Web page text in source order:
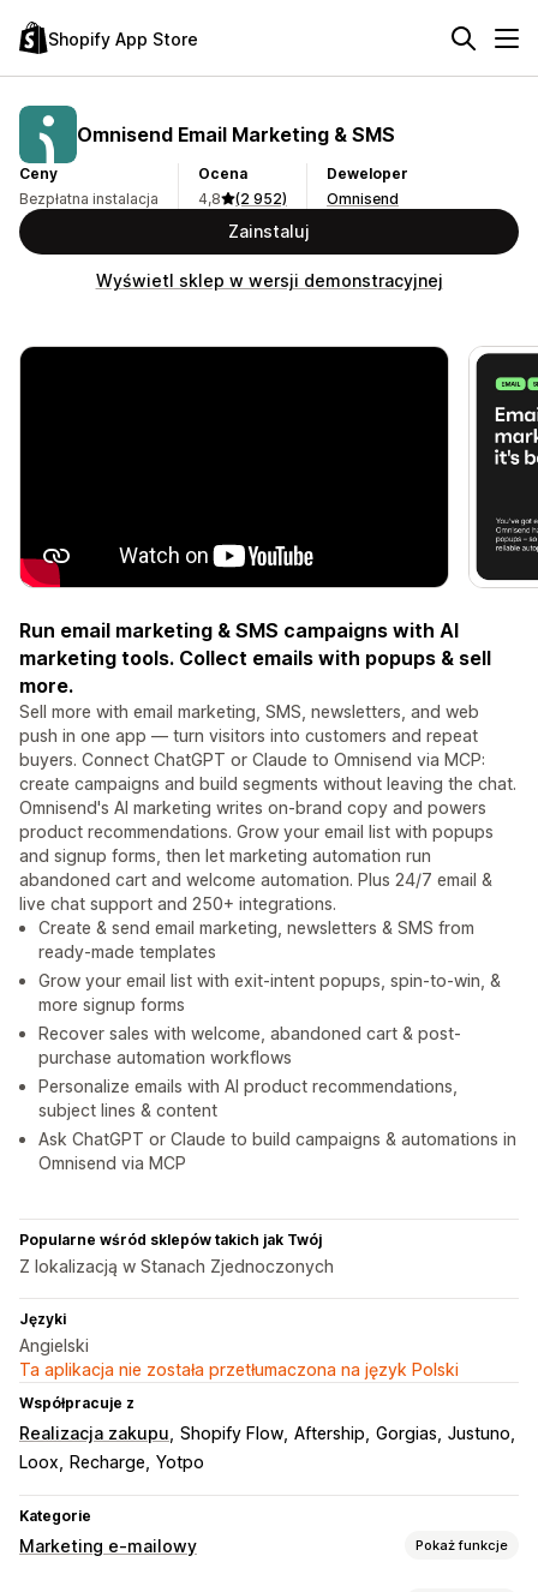
Shopify App Store
Omnisend Email Marketing & SMS
Ceny
Bezpłatna instalacja
Ocena
4,8
(2 952)
Deweloper
Omnisend
Zainstaluj
Wyświetl sklep w wersji demonstracyjnej
Run email marketing & SMS campaigns with AI
marketing tools. Collect emails with popups & sell
more.
Sell more with email marketing, SMS, newsletters, and web
push in one app — turn visitors into customers and repeat
buyers. Connect ChatGPT or Claude to Omnisend via MCP:
create campaigns and build segments without leaving the chat.
Omnisend's AI marketing writes on-brand copy and powers
product recommendations. Grow your email list with popups
and signup forms, then let marketing automation run
abandoned cart and welcome automation. Plus 24/7 email &
live chat support and 250+ integrations.
Create & send email marketing, newsletters & SMS from
ready-made templates
Grow your email list with exit-intent popups, spin-to-win, &
more signup forms
Recover sales with welcome, abandoned cart & post-
purchase automation workflows
Personalize emails with AI product recommendations,
subject lines & content
Ask ChatGPT or Claude to build campaigns & automations in
Omnisend via MCP
Popularne wśród sklepów takich jak Twój
Z lokalizacją w Stanach Zjednoczonych
Języki
Angielski
Ta aplikacja nie została przetłumaczona na język Polski
Współpracuje z
Realizacja zakupu Shopify Flow Aftership Gorgias Justuno
Loox
Recharge Yotpo
Kategorie
Marketing e-mailowy Pokaż funkcje